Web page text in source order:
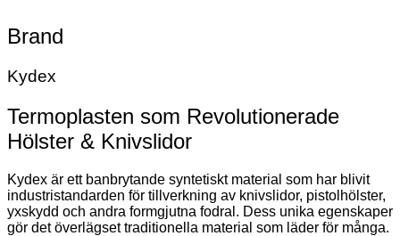
Brand
Kydex
Termoplasten som Revolutionerade
Hölster & Knivslidor
Kydex är ett banbrytande syntetiskt material som har blivit
industristandarden för tillverkning av knivslidor, pistolhölster,
yxskydd och andra formgjutna fodral. Dess unika egenskaper
gör det överlägset traditionella material som läder för många.